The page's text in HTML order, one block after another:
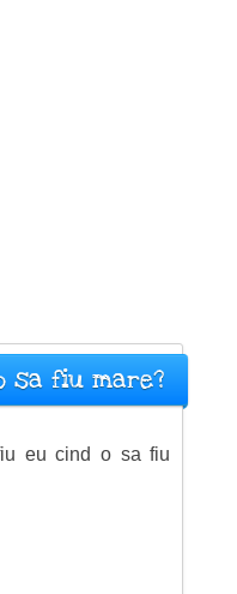
sa fiu mare?
eu cind o sa fiu